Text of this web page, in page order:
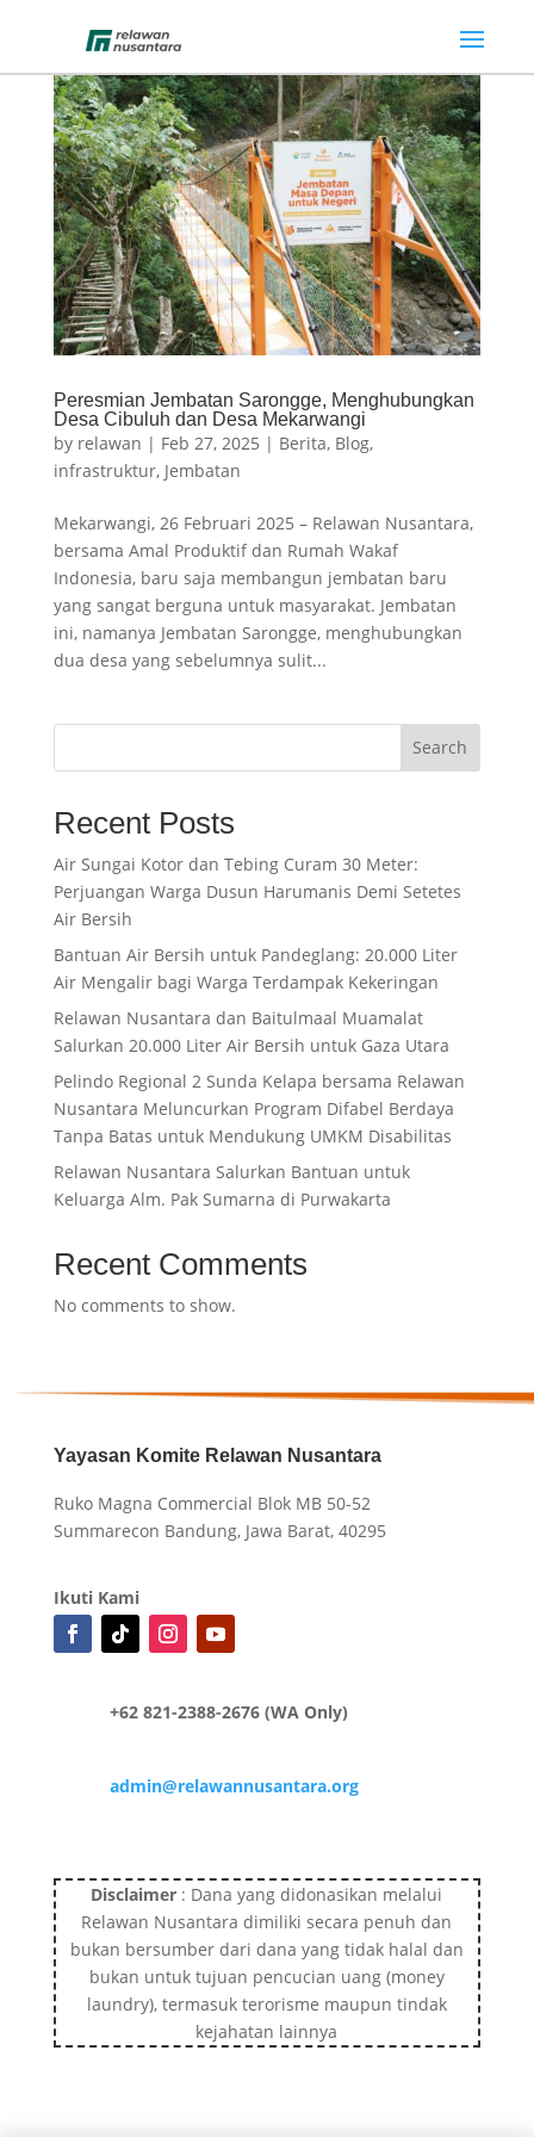
Peresmian Jembatan Sarongge, Menghubungkan
Desa Cibuluh dan Desa Mekarwangi
by relawan | Feb 27, 2025 | Berita, Blog,
infrastruktur, Jembatan
Mekarwangi, 26 Februari 2025 – Relawan Nusantara,
bersama Amal Produktif dan Rumah Wakaf
Indonesia, baru saja membangun jembatan baru
yang sangat berguna untuk masyarakat. Jembatan
ini, namanya Jembatan Sarongge, menghubungkan
dua desa yang sebelumnya sulit...
Search
Recent Posts
Air Sungai Kotor dan Tebing Curam 30 Meter:
Perjuangan Warga Dusun Harumanis Demi Setetes
Air Bersih
Bantuan Air Bersih untuk Pandeglang: 20.000 Liter
Air Mengalir bagi Warga Terdampak Kekeringan
Relawan Nusantara dan Baitulmaal Muamalat
Salurkan 20.000 Liter Air Bersih untuk Gaza Utara
Pelindo Regional 2 Sunda Kelapa bersama Relawan
Nusantara Meluncurkan Program Difabel Berdaya
Tanpa Batas untuk Mendukung UMKM Disabilitas
Relawan Nusantara Salurkan Bantuan untuk
Keluarga Alm. Pak Sumarna di Purwakarta
Recent Comments
No comments to show.
Yayasan Komite Relawan Nusantara
Ruko Magna Commercial Blok MB 50-52
Summarecon Bandung, Jawa Barat, 40295
Ikuti Kami
+62 821-2388-2676 (WA Only)
admin@relawannusantara.org
Disclaimer : Dana yang didonasikan melalui
Relawan Nusantara dimiliki secara penuh dan
bukan bersumber dari dana yang tidak halal dan
bukan untuk tujuan pencucian uang (money
laundry), termasuk terorisme maupun tindak
kejahatan lainnya